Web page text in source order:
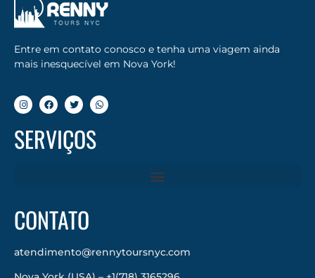
Entre em contato conosco e tenha uma viagem ainda
mais inesquecível em Nova York!
SERVIÇOS
CONTATO
atendimento@rennytoursnyc.com